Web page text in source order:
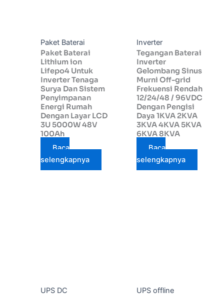
Paket Baterai
Paket Baterai
Lithium ion
Lifepo4 Untuk
Inverter Tenaga
Surya Dan Sistem
Penyimpanan
Energi Rumah
Dengan Layar LCD
3U 5000W 48V
100Ah
Baca
selengkapnya
Inverter
Tegangan Baterai
Inverter
Gelombang Sinus
Murni Off-grid
Frekuensi Rendah
12/24/48 / 96VDC
Dengan Pengisi
Daya 1KVA 2KVA
3KVA 4KVA 5KVA
6KVA 8KVA
Baca
selengkapnya
UPS DC
UPS offline